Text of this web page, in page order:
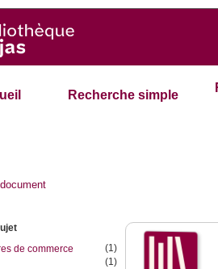
Recherche simple
document
de commerce
(1)
(1)